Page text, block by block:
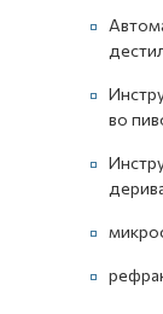
во